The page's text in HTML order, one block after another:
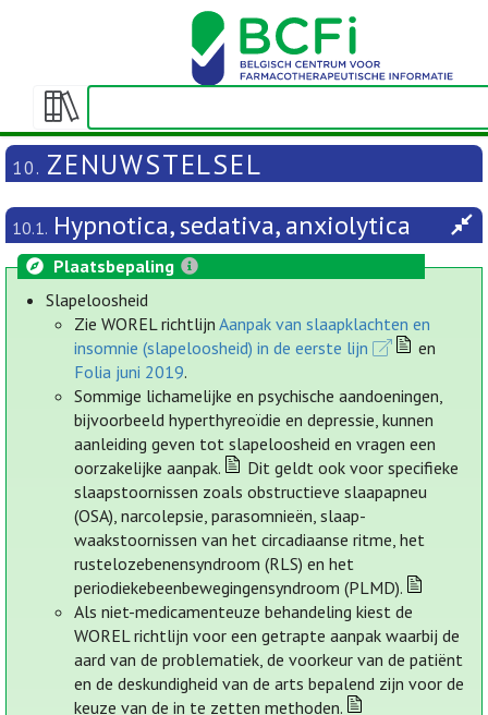
Weergeven/verbergen
inhoudstafel
10. ZENUWSTELSEL
10.1. Hypnotica, sedativa, anxiolytica
Plaatsbepaling
Slapeloosheid
Zie WOREL richtlijnAanpak van slaapklachten en
insomnie (slapeloosheid) in de eerste lijn
en
Folia juni 2019.
Sommige lichamelijke en psychische aandoeningen,
bijvoorbeeld hyperthyreoïdie en depressie, kunnen
aanleiding geven tot slapeloosheid en vragen een
oorzakelijke aanpak.
Dit geldt ook voor specifieke
slaapstoornissen zoals obstructieve slaapapneu
(OSA), narcolepsie, parasomnieën, slaap-
waakstoornissen van het circadiaanse ritme, het
rustelozebenensyndroom (RLS) en het
periodiekebeenbewegingensyndroom (PLMD).
Als niet-medicamenteuze behandeling kiest de
WOREL richtlijn voor een getrapte aanpak waarbij de
aard van de problematiek, de voorkeur van de patiënt
en de deskundigheid van de arts bepalend zijn voor de
keuze van de in te zetten methoden.